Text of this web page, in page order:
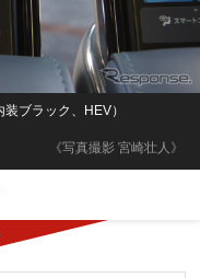
《写真撮影 宮崎壮人》
ブラック、HEV）